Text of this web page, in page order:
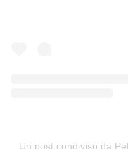
Un post condiviso da